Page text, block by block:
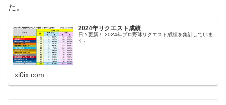
た。
2024年リクエスト成績
日々更新！ 2024年プロ野球リクエスト成績を集計していま
す。
xi0ix.com